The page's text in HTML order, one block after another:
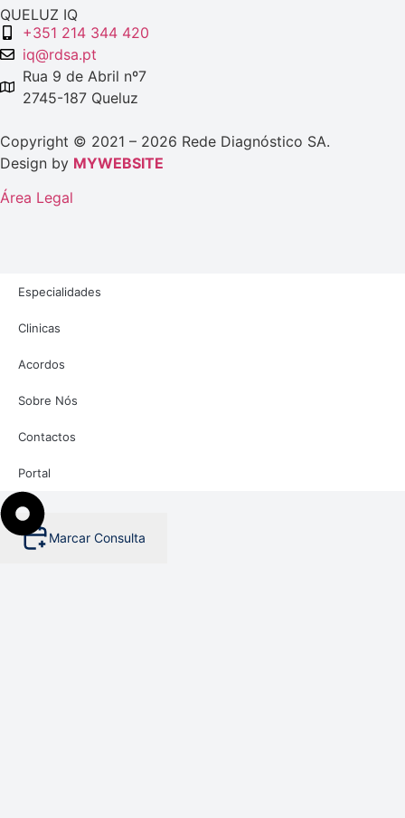
QUELUZ IQ
+351 214 344 420
iq@rdsa.pt
Rua 9 de Abril nº7
2745-187 Queluz
Copyright © 2021 – 2026 Rede Diagnóstico SA.
Design by MYWEBSITE
Área Legal
Especialidades
Clinicas
Acordos
Sobre Nós
Contactos
Portal
Marcar Consulta